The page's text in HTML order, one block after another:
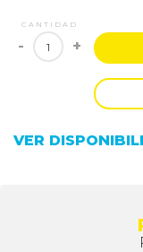
CANTIDAD
- +
VER